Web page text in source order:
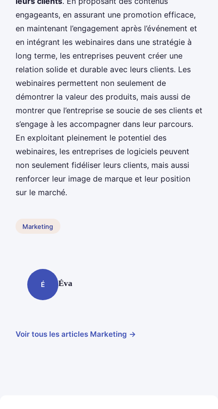
engageants, en assurant une promotion efficace,
en maintenant l’engagement après l’événement et
en intégrant les webinaires dans une stratégie à
long terme, les entreprises peuvent créer une
relation solide et durable avec leurs clients. Les
webinaires permettent non seulement de
démontrer la valeur des produits, mais aussi de
montrer que l’entreprise se soucie de ses clients et
s’engage à les accompagner dans leur parcours.
En exploitant pleinement le potentiel des
webinaires, les entreprises de logiciels peuvent
non seulement fidéliser leurs clients, mais aussi
renforcer leur image de marque et leur position
sur le marché.
Marketing
É Éva
Voir tous les articles Marketing →